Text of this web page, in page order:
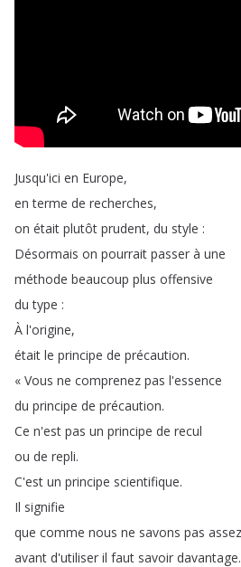
Jusqu'ici en Europe,
en terme de recherches,
on était plutôt prudent, du style :
Désormais on pourrait passer à une
méthode beaucoup plus offensive
du type :
À l'origine,
était le principe de précaution.
« Vous ne comprenez pas l'essence
du principe de précaution.
Ce n'est pas un principe de recul
ou de repli.
C'est un principe scientifique.
Il signifie
que comme nous ne savons pas assez
avant d'utiliser il faut savoir davantage.